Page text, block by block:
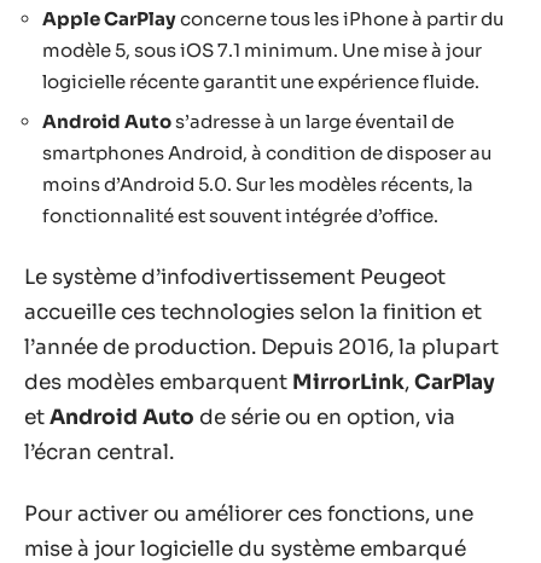
Apple CarPlayconcerne tous les iPhone à partir du
modèle 5, sous iOS 7.1 minimum. Une mise à jour
logicielle récente garantit une expérience fluide.
Android Autos’adresse à un large éventail de
smartphones Android, à condition de disposer au
moins d’Android 5.0. Sur les modèles récents, la
fonctionnalité est souvent intégrée d’office.
Le système d’infodivertissement Peugeot
accueille ces technologies selon la finition et
l’année de production. Depuis 2016, la plupart
des modèles embarquent MirrorLink,CarPlay
etAndroid Auto de série ou en option, via
l’écran central.
Pour activer ou améliorer ces fonctions, une
mise à jour logicielle du système embarqué